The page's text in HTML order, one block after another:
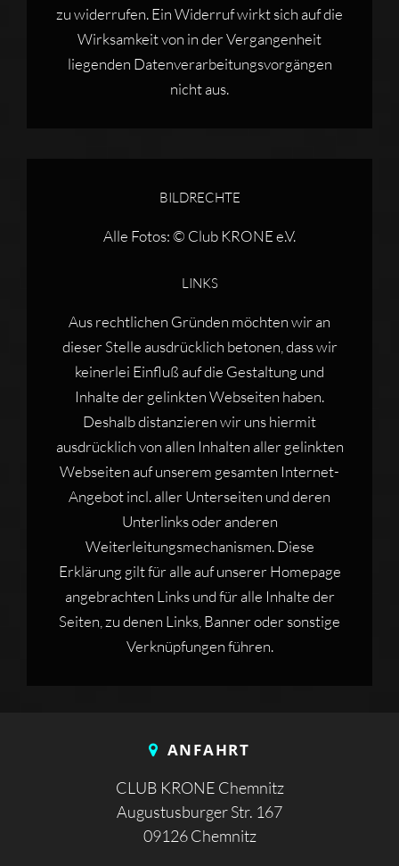
zu widerrufen. Ein Widerruf wirkt sich auf die
Wirksamkeit von in der Vergangenheit
liegenden Datenverarbeitungsvorgängen
nicht aus.
BILDRECHTE
Alle Fotos: © Club KRONE e.V.
LINKS
Aus rechtlichen Gründen möchten wir an
dieser Stelle ausdrücklich betonen, dass wir
keinerlei Einfluß auf die Gestaltung und
Inhalte der gelinkten Webseiten haben.
Deshalb distanzieren wir uns hiermit
ausdrücklich von allen Inhalten aller gelinkten
Webseiten auf unserem gesamten Internet-
Angebot incl. aller Unterseiten und deren
Unterlinks oder anderen
Weiterleitungsmechanismen. Diese
Erklärung gilt für alle auf unserer Homepage
angebrachten Links und für alle Inhalte der
Seiten, zu denen Links, Banner oder sonstige
Verknüpfungen führen.
ANFAHRT
CLUB KRONE Chemnitz
Augustusburger Str. 167
09126 Chemnitz